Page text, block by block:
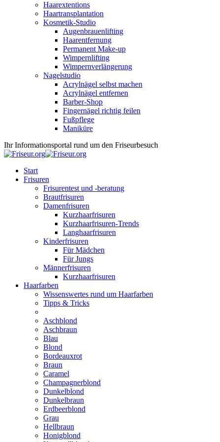
Haarextentions
Haartransplantation
Kosmetik-Studio
Augenbrauenlifting
Haarentfernung
Permanent Make-up
Wimpernlifting
Wimpernverlängerung
Nagelstudio
Acrylnägel selbst machen
Acrylnägel entfernen
Barber-Shop
Fingernägel richtig feilen
Fußpflege
Maniküre
Ihr Informationsportal rund um den Friseurbesuch
Start
Frisuren
Frisurentest und -beratung
Brautfrisuren
Damenfrisuren
Kurzhaarfrisuren
Kurzhaarfrisuren-Trends
Langhaarfrisuren
Kinderfrisuren
Für Mädchen
Für Jungs
Männerfrisuren
Kurzhaarfrisuren
Haarfarben
Wissenswertes rund um Haarfarben
Tipps & Tricks
Aschblond
Aschbraun
Blau
Blond
Bordeauxrot
Braun
Caramel
Champagnerblond
Dunkelblond
Dunkelbraun
Erdbeerblond
Grau
Hellbraun
Honigblond